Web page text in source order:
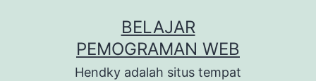
BELAJAR
PEMOGRAMAN WEB
Hendky adalah situs tempat